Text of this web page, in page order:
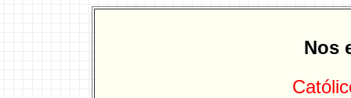
Nos